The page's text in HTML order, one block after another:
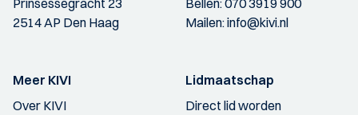
2514 AP Den Haag
Mailen:info@kivi.nl
Meer KIVI
Over KIVI
Lidmaatschap
Direct lid worden